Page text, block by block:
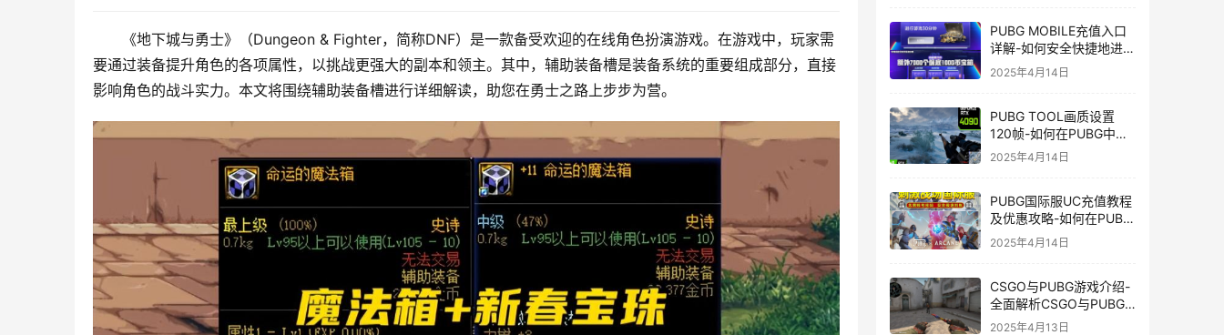
《地下城与勇士》（Dungeon & Fighter，简称DNF）是一款备受欢迎的在线角色扮演游戏。在游戏中，玩家需
要通过装备提升角色的各项属性，以挑战更强大的副本和领主。其中，辅助装备槽是装备系统的重要组成部分，直接
影响角色的战斗实力。本文将围绕辅助装备槽进行详细解读，助您在勇士之路上步步为营。
PUBG MOBILE充值入口
详解-如何安全快捷地进行
PUBG MOBILE充值
2025年4月14日
PUBG TOOL画质设置
120帧-如何在PUBG中使
用PUBG TOOL实现120
2025年4月14日
PUBG国际服UC充值教程
及优惠攻略-如何在PUBG
国际服中进行高效且安全
的UC充值
2025年4月14日
CSGO与PUBG游戏介绍-
全面解析CSGO与PUBG
这两款热门射击游戏
2025年4月13日